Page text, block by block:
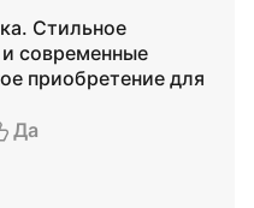
Стильное
современные
приобретение для
Да